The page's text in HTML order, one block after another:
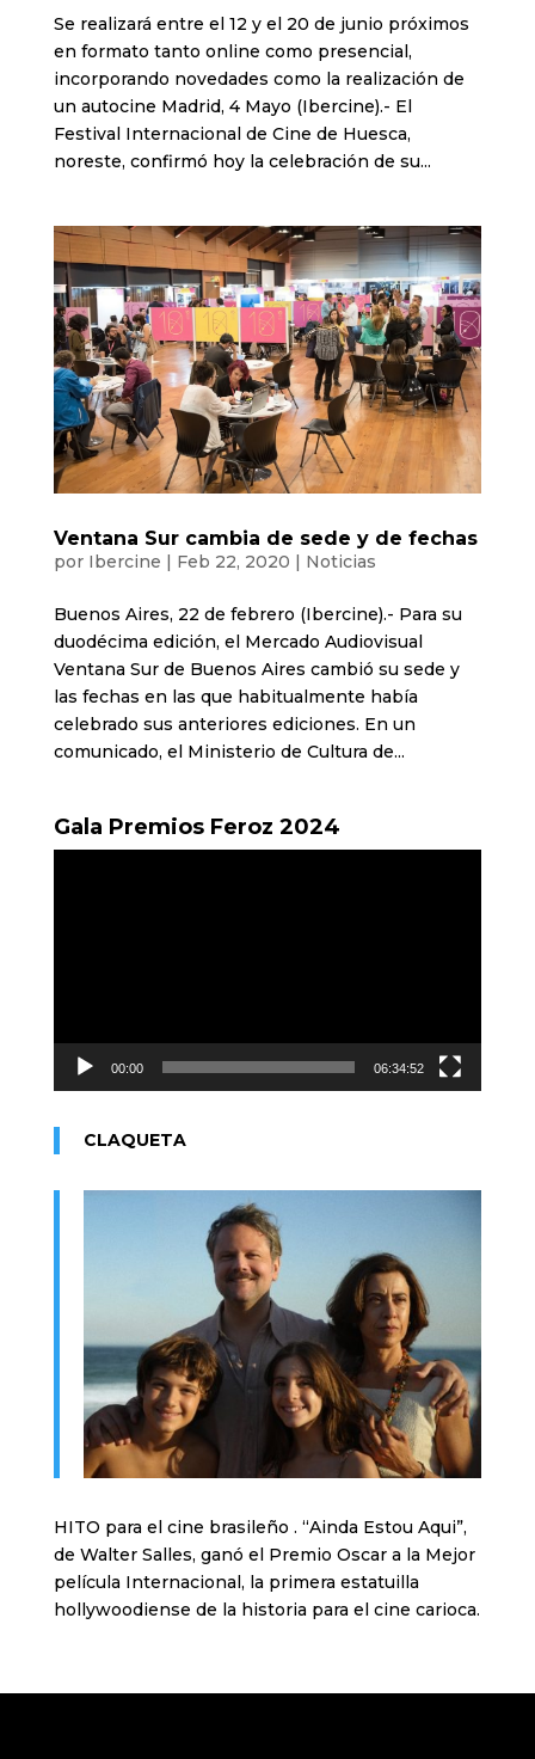
Se realizará entre el 12 y el 20 de junio próximos
en formato tanto online como presencial,
incorporando novedades como la realización de
un autocine Madrid, 4 Mayo (Ibercine).- El
Festival Internacional de Cine de Huesca,
noreste, confirmó hoy la celebración de su...
Ventana Sur cambia de sede y de fechas
por Ibercine Feb 22, 2020 Noticias
Buenos Aires, 22 de febrero (Ibercine).- Para su
duodécima edición, el Mercado Audiovisual
Ventana Sur de Buenos Aires cambió su sede y
las fechas en las que habitualmente había
celebrado sus anteriores ediciones. En un
comunicado, el Ministerio de Cultura de...
Gala Premios Feroz 2024
00:00 06:34:52
CLAQUETA
HITO para el cine brasileño . “Ainda Estou Aqui”,
de Walter Salles, ganó el Premio Oscar a la Mejor
película Internacional, la primera estatuilla
hollywoodiense de la historia para el cine carioca.